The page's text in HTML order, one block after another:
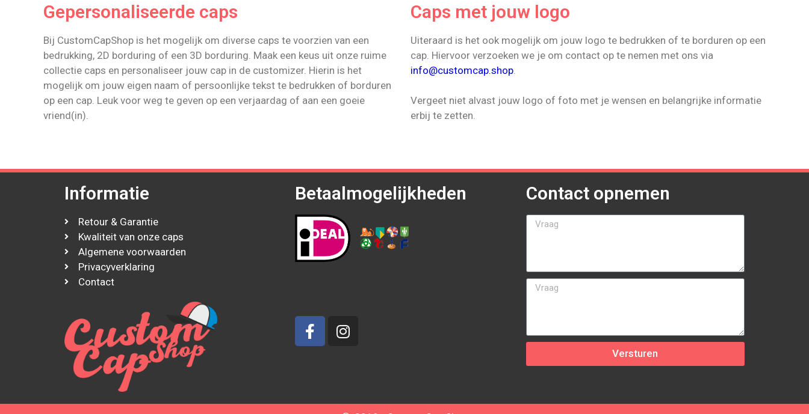
Gepersonaliseerde caps
Bij CustomCapShop is het mogelijk om diverse caps te voorzien van een
bedrukking, 2D borduring of een 3D borduring. Maak een keus uit onze ruime
collectie caps en personaliseer jouw cap in de customizer. Hierin is het
mogelijk om jouw eigen naam of persoonlijke tekst te bedrukken of borduren
op een cap. Leuk voor weg te geven op een verjaardag of aan een goeie
vriend(in).
Caps met jouw logo
Uiteraard is het ook mogelijk om jouw logo te bedrukken of te borduren op een
cap. Hiervoor verzoeken we je om contact op te nemen met ons via
info@customcap.shop
Vergeet niet alvast jouw logo of foto met je wensen en belangrijke informatie
erbij te zetten.
Informatie
Retour & Garantie
Kwaliteit van onze caps
Algemene voorwaarden
Privacyverklaring
Contact
Betaalmogelijkheden Contact opnemen
Versturen